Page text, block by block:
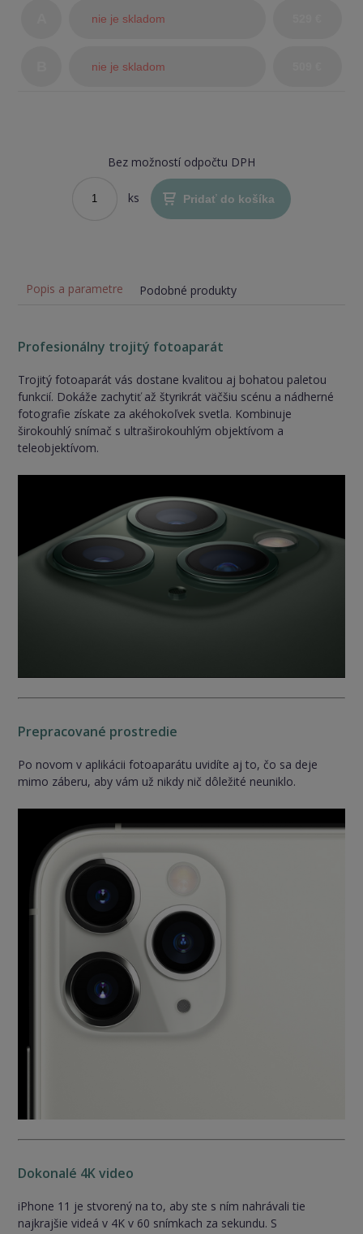
nie je skladom
nie je skladom
Bez možností odpočtu DPH
ks Pridať do košíka
Popis a parametre Podobné produkty
Profesionálny trojitý fotoaparát
Trojitý fotoaparát vás dostane kvalitou aj bohatou paletou
funkcií. Dokáže zachytiť až štyrikrát väčšiu scénu a nádherné
fotografie získate za akéhokoľvek svetla. Kombinuje
širokouhlý snímač s ultraširokouhlým objektívom a
teleobjektívom.
Prepracované prostredie
Po novom v aplikácii fotoaparátu uvidíte aj to, čo sa deje
mimo záberu, aby vám už nikdy nič dôležité neuniklo.
Dokonalé 4K video
iPhone 11 je stvorený na to, aby ste s ním nahrávali tie
najkrajšie videá v 4K v 60 snímkach za sekundu. S